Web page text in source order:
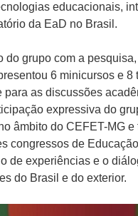
educacionais,
da EaD no Brasil.
do grupo com a
6 minicursos e 8
as discussões
expressiva do
âmbito do CEFET-MG
congressos de
de experiências e o
do Brasil e do exterior.